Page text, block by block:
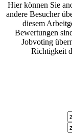
Hier können Sie
andere Besucher
diesem
Bewertungen
Jobvoting
Richtigkeit